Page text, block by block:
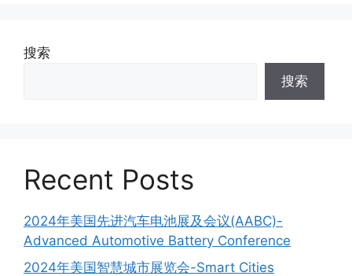
搜索
搜索
Recent Posts
2024年美国先进汽车电池展及会议(AABC)-
Advanced Automotive Battery Conference
2024年美国智慧城市展览会-Smart Cities